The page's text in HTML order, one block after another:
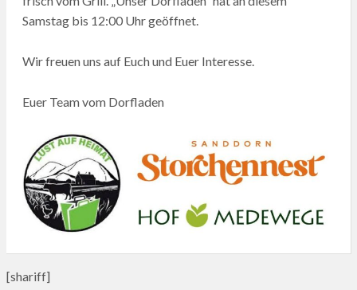
Samstag bis 12:00 Uhr geöffnet.
Wir freuen uns auf Euch und Euer Interesse.
Euer Team vom Dorfladen
[shariff]